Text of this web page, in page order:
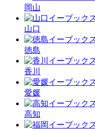
岡山
山口
徳島
香川
愛媛
高知